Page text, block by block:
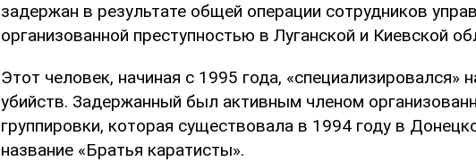
задержан в результате общей операции сотрудников
организованной преступностью в Луганской и Киевской
Этот человек, начиная с 1995 года, «специализировался»
убийств. Задержанный был активным членом
группировки, которая существовала в 1994 году в
название «Братья каратисты».